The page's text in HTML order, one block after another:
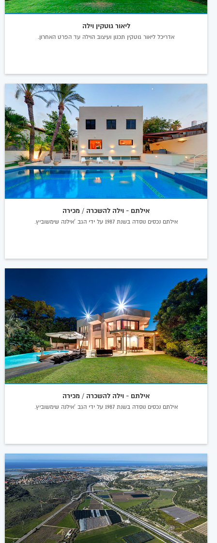
ליאור גוטקין וילה
אדריכל ליאור גוטקין תכנון ועיצוב הוילה עד הפרט האחרון.
אילתם - וילה להשכרה / מכירה
אילתם נכסים נוסדה בשנת 1987 על ידי הגב 'אילנה שימשוביץ.
אילתם - וילה להשכרה / מכירה
אילתם נכסים נוסדה בשנת 1987 על ידי הגב 'אילנה שימשוביץ.